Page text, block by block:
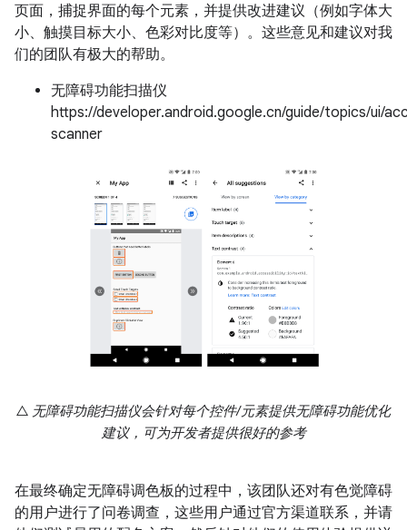
页面，捕捉界面的每个元素，并提供改进建议（例如字体大
小、触摸目标大小、色彩对比度等）。这些意见和建议对我
们的团队有极大的帮助。
无障碍功能扫描仪
https://developer.android.google.cn/guide/topics/ui/
scanner
△ 无障碍功能扫描仪会针对每个控件/元素提供无障碍功能优化
建议，可为开发者提供很好的参考
在最终确定无障碍调色板的过程中，该团队还对有色觉障碍
的用户进行了问卷调查，这些用户通过官方渠道联系，并请